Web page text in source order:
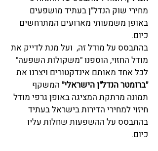
מחירי שוק הנדל"ן בעתיד מושפעים
באופן משמעותי מארועים המתרחשים
כיום.
בהתבסס על מודל זה, ועל מנת לדייק את
מודל החזוי, הוספנו "משקולות השפעה"
לכל אחד מאותם אינדקטורים ויצרנו את
"ברומטר הנדל"ן הישראלי" המשקף
תמונה מרתקת המציגה באופן גרפי מודל
חיזוי למחירי הדירות בישראל בעתיד
בהתבסס על ההשפעות שחלות עליו
כיום.